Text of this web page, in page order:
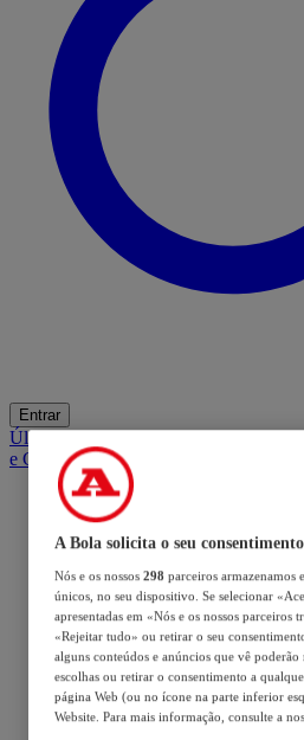
Entrar
ÚltimasMercadoOpiniãoiGaming
e Cabelo
A Bola solicita o seu
Nós e os nossos 298 parceiros armazenamos
únicos, no seu dispositivo. Se selecionar
apresentadas em «Nós e os nossos
«Rejeitar tudo» ou retirar o seu
alguns conteúdos e anúncios que vê poderão
escolhas ou retirar o consentimento a
página Web (ou no ícone na parte inferior
Website. Para mais informação, consulte a